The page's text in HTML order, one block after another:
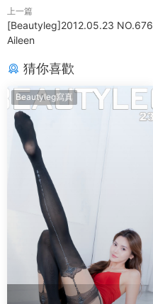
上一篇
[Beautyleg]2012.05.23 NO.676
Aileen
猜你喜歡
Beautyleg寫真